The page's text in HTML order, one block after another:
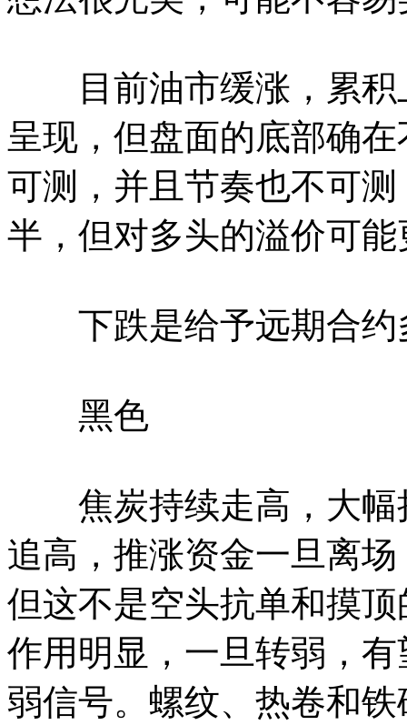
目前油市缓涨，累积
呈现，但盘面的底部确
可测，并且节奏也不可
半，但对多头的溢价可能
下跌是给予远期合约
黑色
焦炭持续走高，大幅
追高，推涨资金一旦离
但这不是空头抗单和摸
作用明显，一旦转弱，
弱信号。螺纹、热卷和